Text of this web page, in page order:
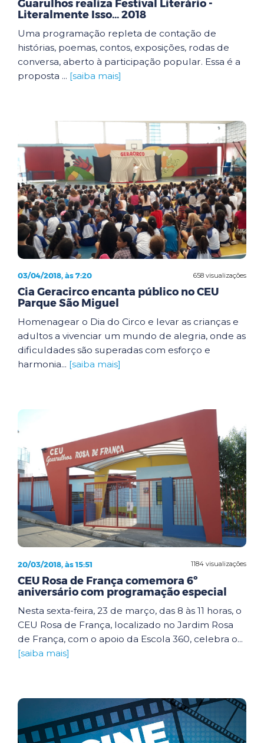
Guarulhos realiza Festival Literário -
Literalmente Isso... 2018
Uma programação repleta de contação de
histórias, poemas, contos, exposições, rodas de
conversa, aberto à participação popular. Essa é a
proposta ... [saiba mais]
658 visualizações
03/04/2018, às 7:20
Cia Geracirco encanta público no CEU
Parque São Miguel
Homenagear o Dia do Circo e levar as crianças e
adultos a vivenciar um mundo de alegria, onde as
dificuldades são superadas com esforço e
harmonia... [saiba mais]
1184 visualizações
20/03/2018, às 15:51
CEU Rosa de França comemora 6º
aniversário com programação especial
Nesta sexta-feira, 23 de março, das 8 às 11 horas, o
CEU Rosa de França, localizado no Jardim Rosa
de França, com o apoio da Escola 360, celebra o...
[saiba mais]